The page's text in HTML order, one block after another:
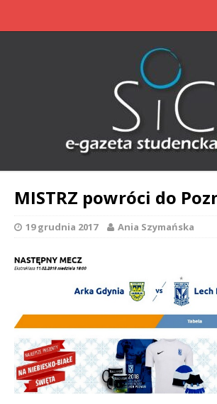
MISTRZ powróci do
19 grudnia 2017 Ania Szymańska